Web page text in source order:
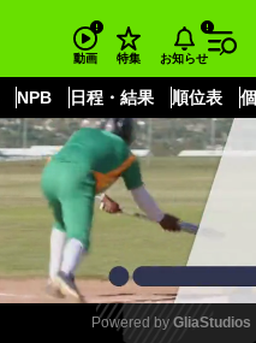
動画 特集 お知らせ
NPB 日程・結果 順位表
もっと見る
Powered by GliaStudios